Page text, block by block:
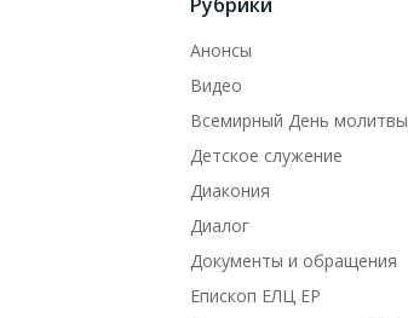
Анонсы
Видео
Всемирный День молитвы
Детское служение
Диакония
Диалог
Документы и обращения
Епископ ЕЛЦ ЕР